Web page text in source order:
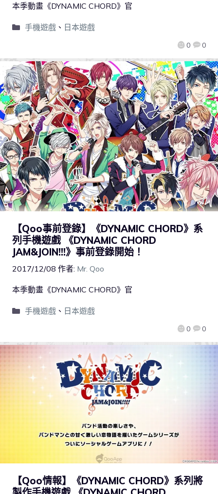
0 0
本季動畫《DYNAMIC CHORD》官
手機遊戲、 日本遊戲
【Qoo事前登錄】《DYNAMIC CHORD》系
列手機遊戲 《DYNAMIC CHORD
JAM&JOIN!!!》事前登錄開始！
2017/12/08 作者: Mr. Qoo
0 0
本季動畫《DYNAMIC CHORD》官
手機遊戲、 日本遊戲
【Qoo情報】《DYNAMIC CHORD》系列將